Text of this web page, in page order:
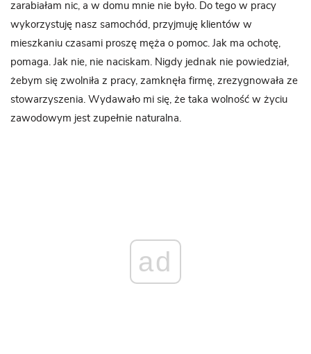
zarabiałam nic, a w domu mnie nie było. Do tego w pracy
wykorzystuję nasz samochód, przyjmuję klientów w
mieszkaniu czasami proszę męża o pomoc. Jak ma ochotę,
pomaga. Jak nie, nie naciskam. Nigdy jednak nie powiedział,
żebym się zwolniła z pracy, zamknęła firmę, zrezygnowała ze
stowarzyszenia. Wydawało mi się, że taka wolność w życiu
zawodowym jest zupełnie naturalna.
ad